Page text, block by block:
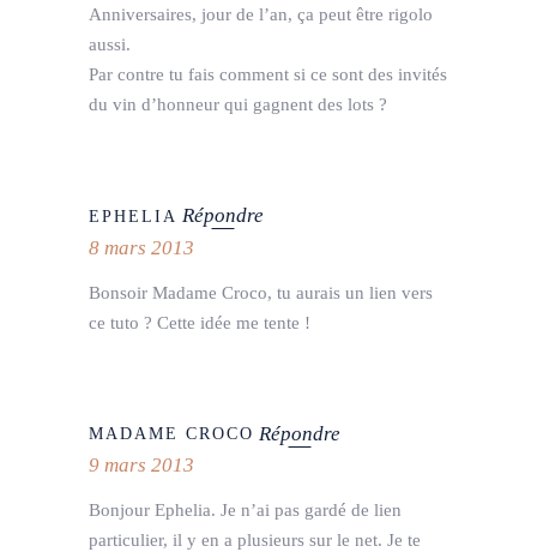
Anniversaires, jour de l’an, ça peut être rigolo
aussi.
Par contre tu fais comment si ce sont des invités
du vin d’honneur qui gagnent des lots ?
EPHELIA Répondre
8 mars 2013
Bonsoir Madame Croco, tu aurais un lien vers
ce tuto ? Cette idée me tente !
MADAME CROCO Répondre
9 mars 2013
Bonjour Ephelia. Je n’ai pas gardé de lien
particulier, il y en a plusieurs sur le net. Je te